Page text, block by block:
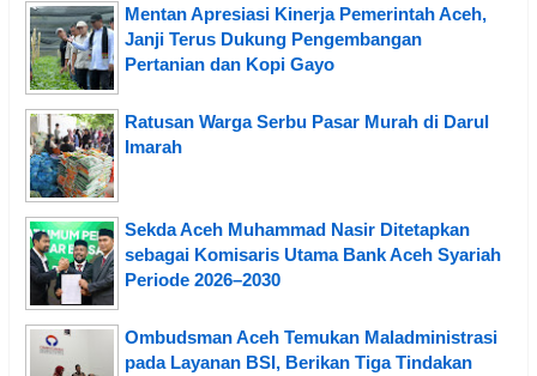
Mentan Apresiasi Kinerja Pemerintah Aceh,
Janji Terus Dukung Pengembangan
Pertanian dan Kopi Gayo
Ratusan Warga Serbu Pasar Murah di Darul
Imarah
Sekda Aceh Muhammad Nasir Ditetapkan
sebagai Komisaris Utama Bank Aceh Syariah
Periode 2026–2030
Ombudsman Aceh Temukan Maladministrasi
pada Layanan BSI, Berikan Tiga Tindakan